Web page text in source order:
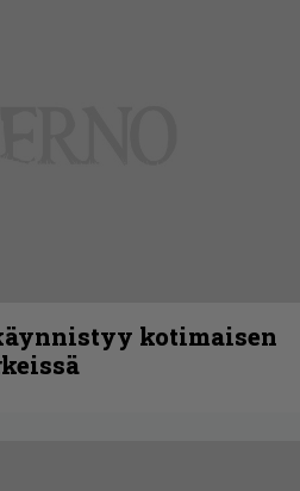
kotimaisen